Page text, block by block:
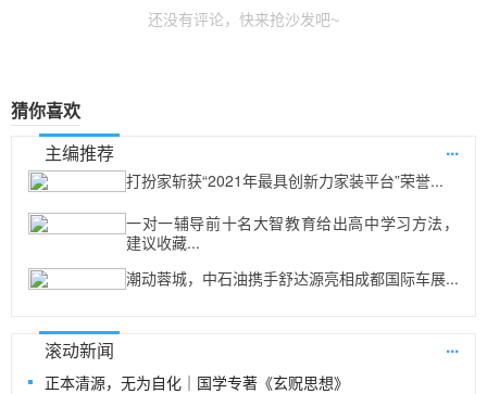
还没有评论，快来抢沙发吧~
猜你喜欢
主编推荐
...
打扮家斩获“2021年最具创新力家装平台”荣誉...
一对一辅导前十名大智教育给出高中学习方法，
建议收藏...
潮动蓉城，中石油携手舒达源亮相成都国际车展...
滚动新闻 ...
正本清源，无为自化｜国学专著《玄贶思想》